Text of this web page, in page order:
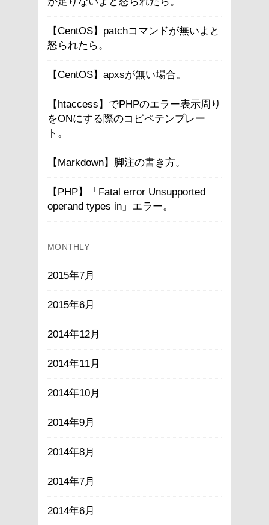
【CentOS】patchコマンドが無いよと
怒られたら。
【CentOS】apxsが無い場合。
【htaccess】でPHPのエラー表示周り
をONにする際のコピペテンプレー
ト。
【Markdown】脚注の書き方。
【PHP】「Fatal error Unsupported
operand types in」エラー。
MONTHLY
2015年7月
2015年6月
2014年12月
2014年11月
2014年10月
2014年9月
2014年8月
2014年7月
2014年6月